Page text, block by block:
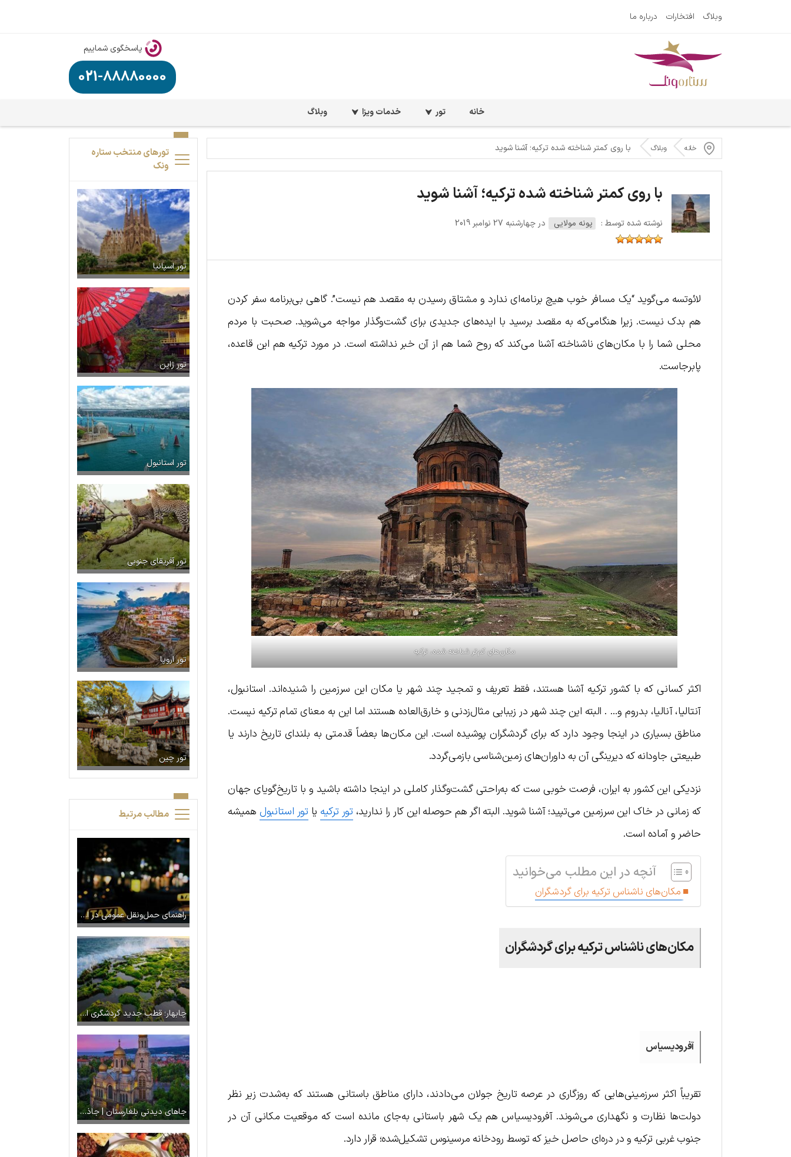
وبلاگ افتخارات درباره ما
پاسخگوی شماییم
021-88880000
خانه تور خدمات ویزا وبلاگ
خانه وبلاگ با روی کمتر شناخته شده ترکیه؛ آشنا شوید
با روی کمتر شناخته شده ترکیه؛ آشنا شوید
نوشته شده توسط : پونه مولایی در چهارشنبه 27 نوامبر 2019
لائوتسه می‌گوید “یک مسافر خوب هیچ برنامه‌ای ندارد و مشتاق رسیدن به مقصد هم نیست”. گاهی بی‌برنامه سفر کردن
هم بدک نیست. زیرا هنگامی‌که به مقصد برسید با ایده‌های جدیدی برای گشت‌وگذار مواجه می‌شوید. صحبت با مردم
محلی شما را با مکان‌های ناشناخته آشنا می‌کند که روح شما هم از آن خبر نداشته است. در مورد ترکیه هم این قاعده،
پابرجاست.
مکان‌های کم‌تر شناخته شده، ترکیه
اکثر کسانی که با کشور ترکیه آشنا هستند، فقط تعریف و تمجید چند شهر یا مکان این سرزمین را شنیده‌اند. استانبول،
آنتالیا، آنالیا، بدروم و… . البته این چند شهر در زیبایی مثال‌زدنی و خارق‌العاده هستند اما این به معنای تمام ترکیه نیست.
مناطق بسیاری در اینجا وجود دارد که برای گردشگران پوشیده است. این مکان‌ها بعضاً قدمتی به بلندای تاریخ دارند یا
طبیعتی جاودانه که دیرینگی آن به داوران‌های زمین‌شناسی بازمی‌گردد.
نزدیکی این کشور به ایران، فرصت خوبی ست که به‌راحتی گشت‌وگذار کاملی در اینجا داشته باشید و با تاریخ‌گویای جهان
که زمانی در خاک این سرزمین می‌تپید؛ آشنا شوید. البته اگر هم حوصله این کار را ندارید، تور ترکیه یا تور استانبول همیشه
حاضر و آماده است.
آنچه در این مطلب می‌خوانید
مکان‌های ناشناس ترکیه برای گردشگران
مکان‌های ناشناس ترکیه برای گردشگران
آفرودیسیاس
تقریباً اکثر سرزمینی‌هایی که روزگاری در عرصه تاریخ جولان می‌دادند، دارای مناطق باستانی هستند که به‌شدت زیر نظر
دولت‌ها نظارت و نگهداری می‌شوند. آفرودیسیاس هم یک شهر باستانی به‌جای مانده است که موقعیت مکانی آن در
جنوب غربی ترکیه و در دره‌ای حاصل خیز که توسط رودخانه مرسینوس تشکیل‌شده؛ قرار دارد.
تورهای منتخب ستاره
ونک
تور اسپانیا
تور ژاپن
تور استانبول
تور آفریقای جنوبی
تور اروپا
تور چین
مطالب مرتبط
راهنمای حمل‌ونقل عمومی در اسپانیا
چابهار؛ قطب جدید گردشگری ایران
جاهای دیدنی بلغارستان | جاذبه های وارنا